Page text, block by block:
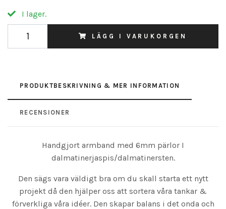
I lager.
LÄGG I VARUKORGEN
PRODUKTBESKRIVNING & MER INFORMATION
RECENSIONER
Handgjort armband med 6mm pärlor I
dalmatinerjaspis/dalmatinersten.
Den sägs vara väldigt bra om du skall starta ett nytt
projekt då den hjälper oss att sortera våra tankar &
förverkliga våra idéer. Den skapar balans i det onda och